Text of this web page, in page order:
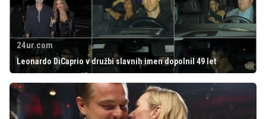
24ur.com
Leonardo DiCaprio v družbi slavnih imen dopolnil 49 let